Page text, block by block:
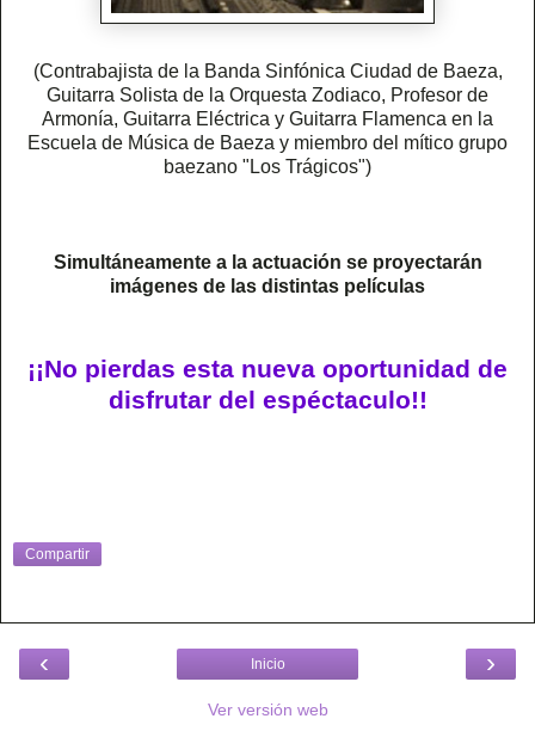
(Contrabajista de la Banda Sinfónica Ciudad de Baeza,
Guitarra Solista de la Orquesta Zodiaco, Profesor de
Armonía, Guitarra Eléctrica y Guitarra Flamenca en la
Escuela de Música de Baeza y miembro del mítico grupo
baezano "Los Trágicos")
Simultáneamente a la actuación se proyectarán
imágenes de las distintas películas
¡¡No pierdas esta nueva oportunidad de
disfrutar del espéctaculo!!
Compartir
‹ ›
Inicio
Ver versión web